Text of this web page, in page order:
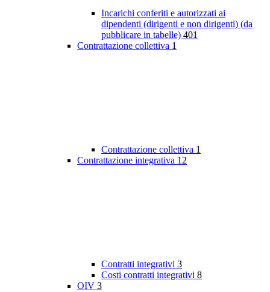
Incarichi conferiti e autorizzati ai
dipendenti (dirigenti e non dirigenti) (da
pubblicare in tabelle) 401
Contrattazione collettiva 1
Contrattazione collettiva 1
Contrattazione integrativa 12
Contratti integrativi 3
Costi contratti integrativi 8
OIV 3